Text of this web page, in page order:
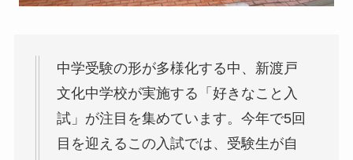
中学受験の形が多様化する中、新渡戸
文化中学校が実施する「好きなこと入
試」が注目を集めています。今年で5回
目を迎えるこの入試では、受験生が自